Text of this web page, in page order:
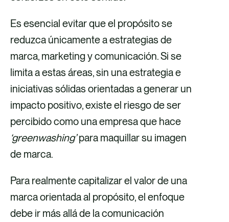
Es esencial evitar que el propósito se
reduzca únicamente a estrategias de
marca, marketing y comunicación. Si se
limita a estas áreas, sin una estrategia e
iniciativas sólidas orientadas a generar un
impacto positivo, existe el riesgo de ser
percibido como una empresa que hace
‘greenwashing’para maquillar su imagen
de marca.
Para realmente capitalizar el valor de una
marca orientada al propósito, el enfoque
debe ir más allá de la comunicación